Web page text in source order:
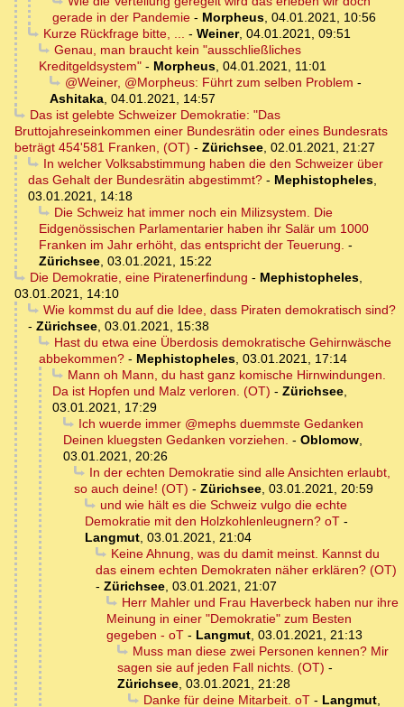
gerade in der Pandemie - Morpheus, 04.01.2021, 10:56
Kurze Rückfrage bitte, ... - Weiner, 04.01.2021, 09:51
Genau, man braucht kein "ausschließliches
Kreditgeldsystem" - Morpheus, 04.01.2021, 11:01
@Weiner, @Morpheus: Führt zum selben Problem -
Ashitaka, 04.01.2021, 14:57
Das ist gelebte Schweizer Demokratie: "Das
Bruttojahreseinkommen einer Bundesrätin oder eines Bundesrats
beträgt 454'581 Franken, (OT) - Zürichsee, 02.01.2021, 21:27
In welcher Volksabstimmung haben die den Schweizer über
das Gehalt der Bundesrätin abgestimmt? - Mephistopheles,
03.01.2021, 14:18
Die Schweiz hat immer noch ein Milizsystem. Die
Eidgenössischen Parlamentarier haben ihr Salär um 1000
Franken im Jahr erhöht, das entspricht der Teuerung. -
Zürichsee, 03.01.2021, 15:22
Die Demokratie, eine Piratenerfindung - Mephistopheles,
03.01.2021, 14:10
Wie kommst du auf die Idee, dass Piraten demokratisch sind?
- Zürichsee, 03.01.2021, 15:38
Hast du etwa eine Überdosis demokratische Gehirnwäsche
abbekommen? - Mephistopheles, 03.01.2021, 17:14
Mann oh Mann, du hast ganz komische Hirnwindungen.
Da ist Hopfen und Malz verloren. (OT) - Zürichsee,
03.01.2021, 17:29
Ich wuerde immer @mephs duemmste Gedanken
Deinen kluegsten Gedanken vorziehen. - Oblomow,
03.01.2021, 20:26
In der echten Demokratie sind alle Ansichten erlaubt,
so auch deine! (OT) - Zürichsee, 03.01.2021, 20:59
und wie hält es die Schweiz vulgo die echte
Demokratie mit den Holzkohlenleugnern? oT -
Langmut, 03.01.2021, 21:04
Keine Ahnung, was du damit meinst. Kannst du
das einem echten Demokraten näher erklären? (OT)
- Zürichsee, 03.01.2021, 21:07
Herr Mahler und Frau Haverbeck haben nur ihre
Meinung in einer "Demokratie" zum Besten
gegeben - oT - Langmut, 03.01.2021, 21:13
Muss man diese zwei Personen kennen? Mir
sagen sie auf jeden Fall nichts. (OT) -
Zürichsee, 03.01.2021, 21:28
Danke für deine Mitarbeit. oT- Langmut,